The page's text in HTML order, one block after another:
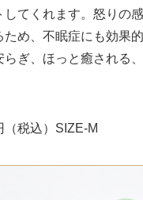
してくれます。怒りの
ため、不眠症にも効果
ぎ、ほっと癒される
税込）SIZE-M